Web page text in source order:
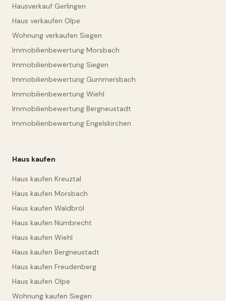
Hausverkauf Gerlingen
Haus verkaufen Olpe
Wohnung verkaufen Siegen
Immobilienbewertung Morsbach
Immobilienbewertung Siegen
Immobilienbewertung Gummersbach
Immobilienbewertung Wiehl
Immobilienbewertung Bergneustadt
Immobilienbewertung Engelskirchen
Haus kaufen
Haus kaufen Kreuztal
Haus kaufen Morsbach
Haus kaufen Waldbröl
Haus kaufen Nümbrecht
Haus kaufen Wiehl
Haus kaufen Bergneustadt
Haus kaufen Freudenberg
Haus kaufen Olpe
Wohnung kaufen Siegen